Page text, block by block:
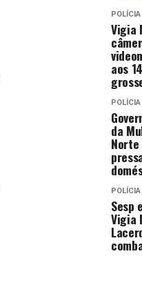
POLÍCIA
Vigia
aos
POLÍCIA
da
Norte
POLÍCIA
Sesp
Vigia